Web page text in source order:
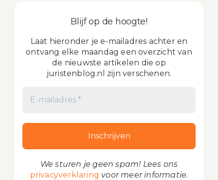
Blijf op de hoogte!
Laat hieronder je e-mailadres achter en
ontvang elke maandag een overzicht van
de nieuwste artikelen die op
juristenblog.nl zijn verschenen.
We sturen je geen spam! Lees ons
privacyverklaring voor meer informatie.